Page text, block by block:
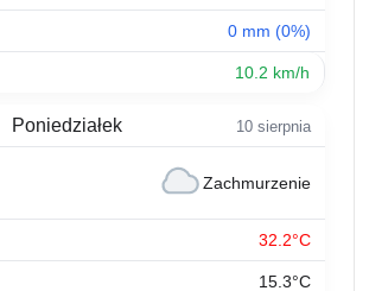
0 mm (0%)
10.2 km/h
Poniedziałek 10 sierpnia
Zachmurzenie
32.2°C
15.3°C